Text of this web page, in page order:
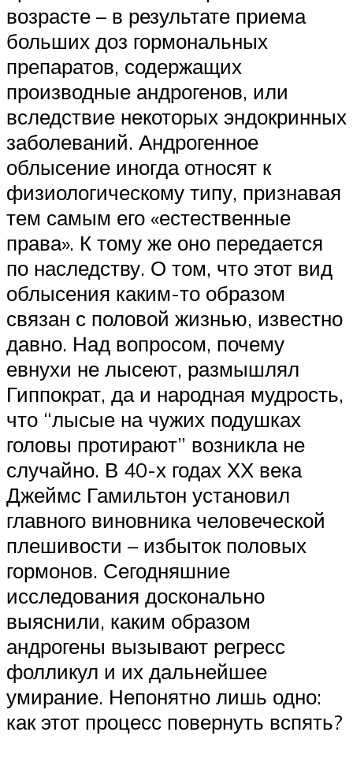
возрасте – в результате приема
больших доз гормональных
препаратов, содержащих
производные андрогенов, или
вследствие некоторых эндокринных
заболеваний. Андрогенное
облысение иногда относят к
физиологическому типу, признавая
тем самым его «естественные
права». К тому же оно передается
по наследству. О том, что этот вид
облысения каким-то образом
связан с половой жизнью, известно
давно. Над вопросом, почему
евнухи не лысеют, размышлял
Гиппократ, да и народная мудрость,
что “лысые на чужих подушках
головы протирают” возникла не
случайно. В 40-х годах ХХ века
Джеймс Гамильтон установил
главного виновника человеческой
плешивости – избыток половых
гормонов. Сегодняшние
исследования досконально
выяснили, каким образом
андрогены вызывают регресс
фолликул и их дальнейшее
умирание. Непонятно лишь одно:
как этот процесс повернуть вспять?